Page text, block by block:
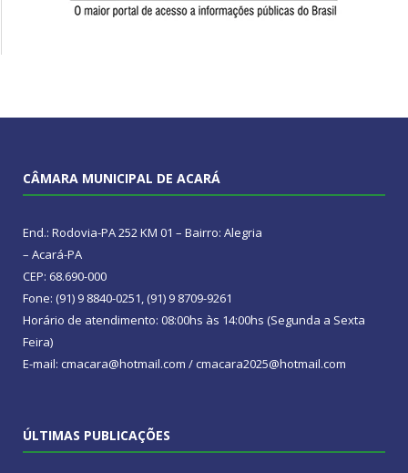
CÂMARA MUNICIPAL DE ACARÁ
End.: Rodovia-PA 252 KM 01 – Bairro: Alegria
– Acará-PA
CEP: 68.690-000
Fone: (91) 9 8840-0251, (91) 9 8709-9261
Horário de atendimento: 08:00hs às 14:00hs (Segunda a Sexta
Feira)
E-mail: cmacara@hotmail.com / cmacara2025@hotmail.com
ÚLTIMAS PUBLICAÇÕES